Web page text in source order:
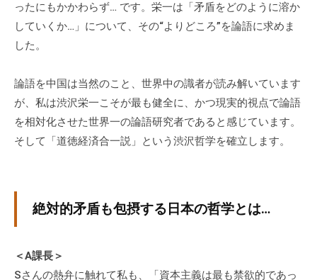
ったにもかかわらず… です。栄一は「矛盾をどのように溶か
していくか…」について、その“よりどころ”を論語に求めま
した。
論語を中国は当然のこと、世界中の識者が読み解いています
が、私は渋沢栄一こそが最も健全に、かつ現実的視点で論語
を相対化させた世界一の論語研究者であると感じています。
そして「道徳経済合一説」という渋沢哲学を確立します。
絶対的矛盾も包摂する日本の哲学とは…
＜A課長＞
Sさんの熱弁に触れて私も、「資本主義は最も禁欲的であっ